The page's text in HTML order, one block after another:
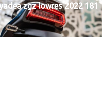
zgz lowres 2022 181